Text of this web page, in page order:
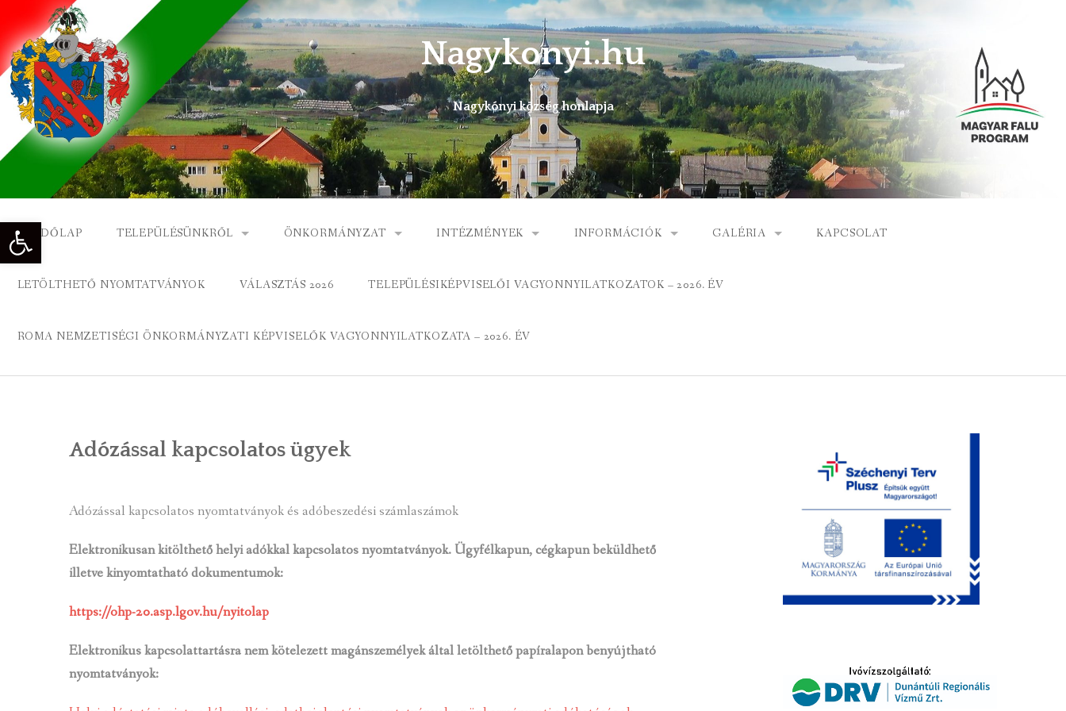
Eszköztár megnyitása
content
Nagykonyi.hu
Nagykónyi község honlapja
KEZDŐLAP TELEPÜLÉSÜNKRŐL
NAGYKÓNYI TÖRTÉNETE
ÖNKORMÁNYZAT
NAGYKÓNYI KÖZSÉG ÖNKORMÁNYZATA
RENDELETEK
INTÉZMÉNYEK
MŰVELŐDÉSI HÁZ
INFORMÁCIÓK
E-ÜGYINTÉZÉS
ELLÁTOTT JOGI KÉPVISELŐ
GALÉRIA
ESEMÉNYEK
KAPCSOLAT
LETÖLTHETŐ NYOMTATVÁNYOK VÁLASZTÁS 2026 TELEPÜLÉSIKÉPVISELŐI VAGYONNYILATKOZATOK – 2026. ÉV
ROMA NEMZETISÉGI ÖNKORMÁNYZATI KÉPVISELŐK VAGYONNYILATKOZATA – 2026. ÉV
Adózással kapcsolatos ügyek
Adózással kapcsolatos nyomtatványok és adóbeszedési számlaszámok
Elektronikusan kitölthető helyi adókkal kapcsolatos nyomtatványok. Ügyfélkapun, cégkapun beküldhető
illetve kinyomtatható dokumentumok:
https://ohp-20.asp.lgov.hu/nyitolap
Elektronikus kapcsolattartásra nem kötelezett magánszemélyek által letölthető papíralapon benyújtható
nyomtatványok: